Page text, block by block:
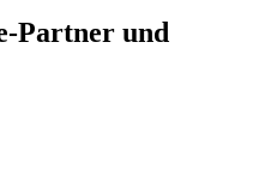
Partner und